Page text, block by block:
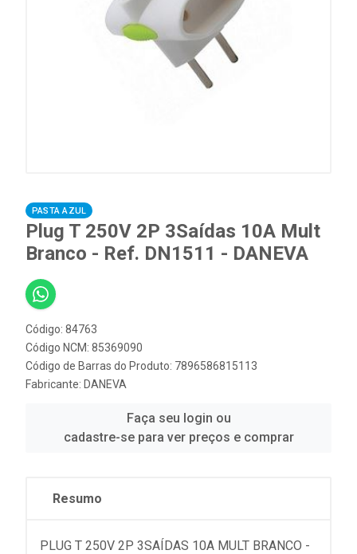
PASTA AZUL
Plug T 250V 2P 3Saídas 10A Mult
Branco - Ref. DN1511 - DANEVA
Código: 84763
Código NCM: 85369090
Código de Barras do Produto: 7896586815113
Fabricante: DANEVA
Faça seu login ou
cadastre-se para ver preços e comprar
Resumo
PLUG T 250V 2P 3SAÍDAS 10A MULT BRANCO -